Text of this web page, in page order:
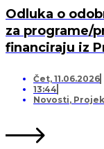
Odluka o
za programe/
financiraju iz
Čet, 11.06.2026
13:44
Novosti,